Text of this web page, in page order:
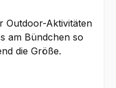
Outdoor-Aktivitäten
am Bündchen so
die Größe.